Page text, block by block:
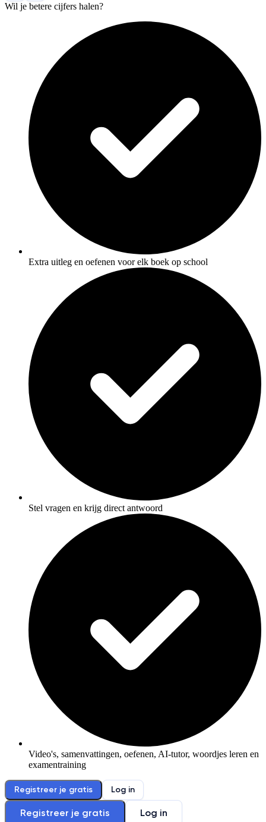
Wil je betere cijfers halen?
Extra uitleg en oefenen voor elk boek op school
Stel vragen en krijg direct antwoord
Video's, samenvattingen, oefenen, AI-tutor, woordjes leren en
examentraining
Registreer je gratis Log in
Registreer je gratis Log in